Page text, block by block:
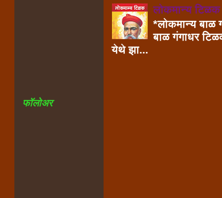
लोकमान्य टिळक
*लोकमान्य
बाळ गंगाधर
येथे झा...
फॉलोअर